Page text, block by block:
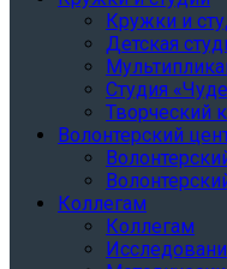
Кружки и
Детская
Студия
Творческий
Волонтерский
Коллегам
Коллегам